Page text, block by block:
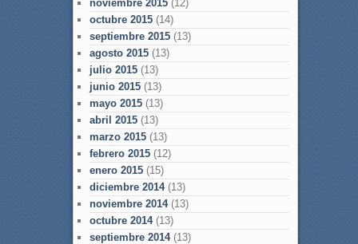
noviembre 2015(12)
octubre 2015(14)
septiembre 2015(13)
agosto 2015(13)
julio 2015(13)
junio 2015(13)
mayo 2015(13)
abril 2015(13)
marzo 2015(13)
febrero 2015(12)
enero 2015(15)
diciembre 2014(13)
noviembre 2014(13)
octubre 2014(13)
septiembre 2014(13)